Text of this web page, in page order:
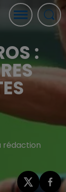
:
rédaction